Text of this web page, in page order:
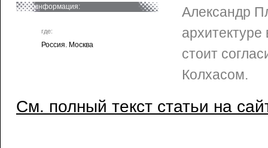
информация:
где:
Россия. Москва
Александр
стоит
Колхасом.
См. полный текст статьи на